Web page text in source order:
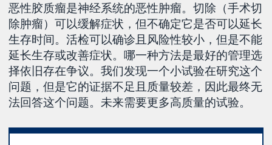
恶性胶质瘤是神经系统的恶性肿瘤。切除（手术切
除肿瘤）可以缓解症状，但不确定它是否可以延长
生存时间。活检可以确诊且风险性较小，但是不能
延长生存或改善症状。哪一种方法是最好的管理选
择依旧存在争议。我们发现一个小试验在研究这个
问题，但是它的证据不足且质量较差，因此最终无
法回答这个问题。未来需要更多高质量的试验。